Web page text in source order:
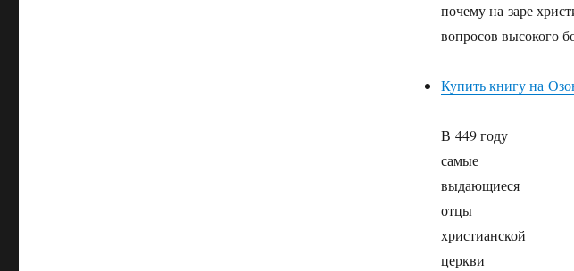
почему на заре
вопросов высокого
Купить книгу на
В 449 году
самые
выдающиеся
отцы
христианской
церкви